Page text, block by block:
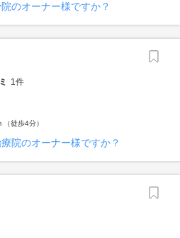
のオーナー様ですか？
1件
徒歩4分）
院のオーナー様ですか？